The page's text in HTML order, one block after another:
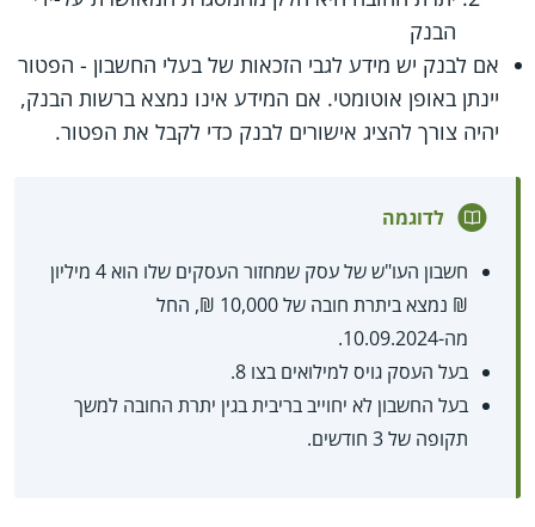
הבנק
אם לבנק יש מידע לגבי הזכאות של בעלי החשבון - הפטור
יינתן באופן אוטומטי. אם המידע אינו נמצא ברשות הבנק,
יהיה צורך להציג אישורים לבנק כדי לקבל את הפטור.
לדוגמה
חשבון העו"ש של עסק שמחזור העסקים שלו הוא 4 מיליון
₪ נמצא ביתרת חובה של 10,000 ₪, החל
מה-10.09.2024.
בעל העסק גויס למילואים בצו 8.
בעל החשבון לא יחוייב בריבית בגין יתרת החובה למשך
תקופה של 3 חודשים.